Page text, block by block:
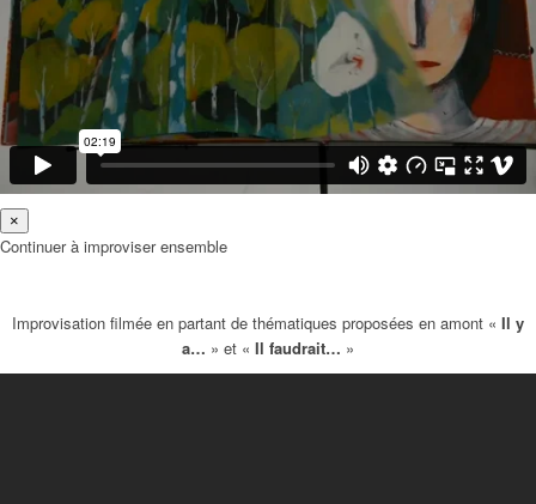
×
Continuer à improviser ensemble
Improvisation filmée en partant de thématiques proposées en amont « Il y
a… » et « Il faudrait… »